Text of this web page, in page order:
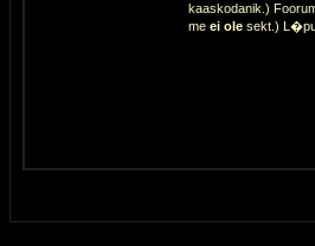
kaaskodanik.)
me ei olesekt.)